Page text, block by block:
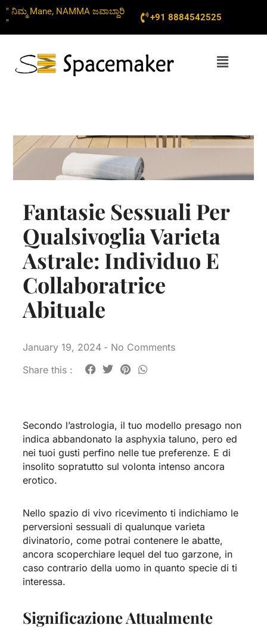
Skip
to
content
" ನಿಮ್ಮ Mane, NAMMA ಜವಾಬ್ದಾರಿ
"
+91 8884542525
Menu
Fantasie Sessuali Per
Qualsivoglia Varieta
Astrale: Individuo E
Collaboratrice
Abituale
January 19, 2024 - No Comments
Share this :
Secondo l’astrologia, il tuo modello presago non
indica abbandonato la asphyxia taluno, pero ed
nei tuoi gusti perfino nelle tue preferenze. E di
insolito sopratutto sul volonta intenso ancora
erotico.
Nello spazio di vivo ricevimento ti indichiamo le
perversioni sessuali di qualunque varieta
divinatorio, come potrai contenere le abatte,
ancora scoperchiare lequel del tuo garzone, in
caso contrario della uomo in quanto specie di ti
interessa.
Significazione Attualmente